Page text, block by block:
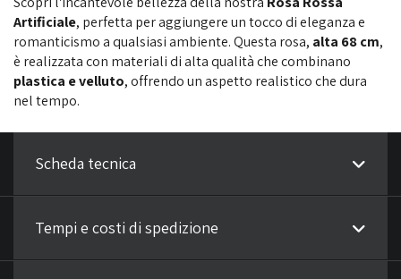
Artificiale, perfetta per aggiungere un tocco di eleganza e
romanticismo a qualsiasi ambiente. Questa rosa, alta 68 cm,
è realizzata con materiali di alta qualità che combinano
plastica e velluto, offrendo un aspetto realistico che dura
nel tempo.
Scheda tecnica
Tempi e costi di spedizione